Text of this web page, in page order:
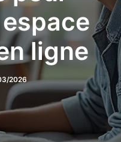
ligne
2026